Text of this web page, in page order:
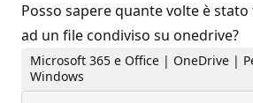
Posso sapere quante volte è
ad un file condiviso su onedrive?
Microsoft 365 e Office | OneDrive |
Windows